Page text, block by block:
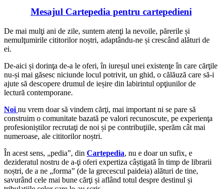
Mesajul Cartepedia pentru cartepedieni
De mai mulţi ani de zile, suntem atenţi la nevoile, părerile și
nemulţumirile cititorilor noștri, adaptându-ne și crescând alături de
ei.
De-aici și dorinţa de-a le oferi, în iureșul unei existenţe în care cărţile
nu-și mai găsesc niciunde locul potrivit, un ghid, o călăuză care să-i
ajute să descopere drumul de ieșire din labirintul opţiunilor de
lectură contemporane.
Noi nu vrem doar să vindem cărţi, mai important ni se pare să
construim o comunitate bazată pe valori recunoscute, pe experienţa
profesioniștilor recrutaţi de noi și pe contribuţiile, sperăm cât mai
numeroase, ale cititorilor noștri.
În acest sens, „pedia”, din Cartepedia, nu e doar un sufix, e
dezideratul nostru de a-ţi oferi expertiza câștigată în timp de librarii
noștri, de a ne „forma” (de la grecescul paideia) alături de tine,
savurând cele mai bune cărţi și aflând totul despre destinul și